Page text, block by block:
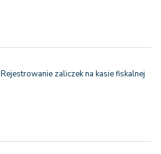
Rejestrowanie zaliczek na kasie fiskalnej